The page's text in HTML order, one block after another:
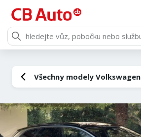
Všechny modely Volkswagen